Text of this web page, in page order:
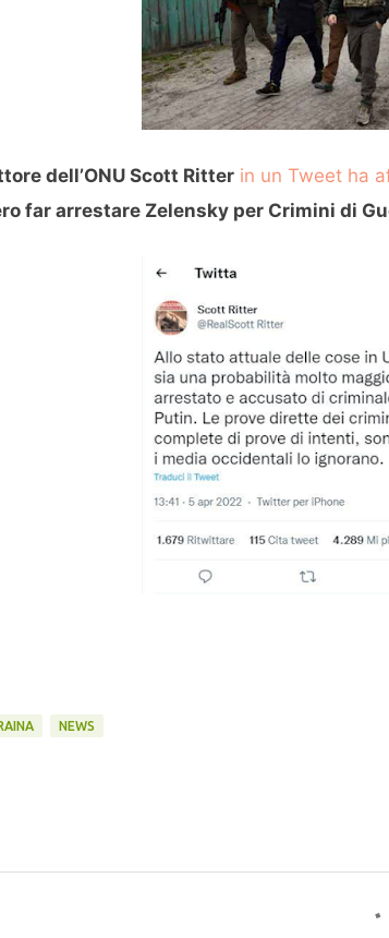
dell’ONU Scott Ritter in un Tweet ha
far arrestare Zelensky per Crimini di
NEWS